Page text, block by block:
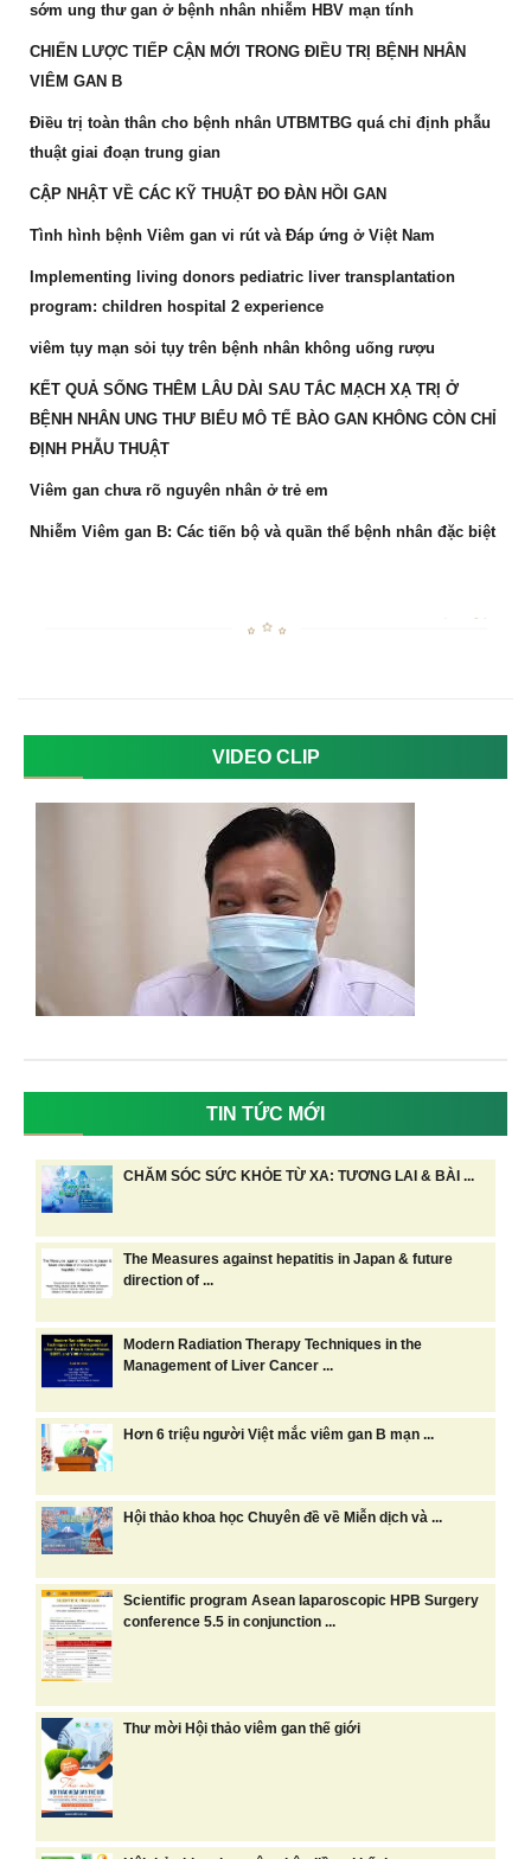
sớm ung thư gan ở bệnh nhân nhiễm HBV mạn tính
CHIẾN LƯỢC TIẾP CẬN MỚI TRONG ĐIỀU TRỊ BỆNH NHÂN
VIÊM GAN B
Điều trị toàn thân cho bệnh nhân UTBMTBG quá chỉ định phẫu
thuật giai đoạn trung gian
CẬP NHẬT VỀ CÁC KỸ THUẬT ĐO ĐÀN HỒI GAN
Tình hình bệnh Viêm gan vi rút và Đáp ứng ở Việt Nam
Implementing living donors pediatric liver transplantation
program: children hospital 2 experience
viêm tụy mạn sỏi tụy trên bệnh nhân không uống rượu
KẾT QUẢ SỐNG THÊM LÂU DÀI SAU TẮC MẠCH XẠ TRỊ Ở
BỆNH NHÂN UNG THƯ BIỂU MÔ TẾ BÀO GAN KHÔNG CÒN CHỈ
ĐỊNH PHẪU THUẬT
Viêm gan chưa rõ nguyên nhân ở trẻ em
Nhiễm Viêm gan B: Các tiến bộ và quần thể bệnh nhân đặc biệt
VIDEO CLIP
TIN TỨC MỚI
CHĂM SÓC SỨC KHỎE TỪ XA: TƯƠNG LAI & BÀI ...
The Measures against hepatitis in Japan & future
direction of ...
Modern Radiation Therapy Techniques in the
Management of Liver Cancer ...
Hơn 6 triệu người Việt mắc viêm gan B mạn ...
Hội thảo khoa học Chuyên đề về Miễn dịch và ...
Scientific program Asean laparoscopic HPB Surgery
conference 5.5 in conjunction ...
Thư mời Hội thảo viêm gan thế giới